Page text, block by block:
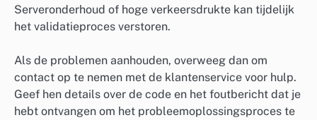
Serveronderhoud of hoge verkeersdrukte kan tijdelijk
het validatieproces verstoren.
Als de problemen aanhouden, overweeg dan om
contact op te nemen met de klantenservice voor hulp.
Geef hen details over de code en het foutbericht dat je
hebt ontvangen om het probleemoplossingsproces te